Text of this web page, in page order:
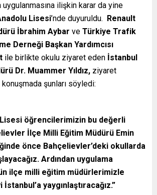
uygulanmasına ilişkin karar da yine
Lisesi’nde duyuruldu.
Renault
İbrahim Aybar ve Türkiye Trafik
Derneği Başkan Yardımcısı
ile birlikte okulu ziyaret eden İstanbul
Dr. Muammer Yıldız, ziyaret
konuşmada şunları söyledi:
Lisesi öğrencilerimizin bu değerli
İlçe Milli Eğitim Müdürü Emin
önce Bahçelievler’deki okullarda
Ardından uygulama
ilçe milli eğitim müdürlerimizle
yaygınlaştıracağız.”